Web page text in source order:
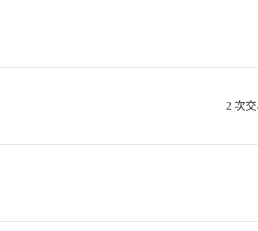
2 次